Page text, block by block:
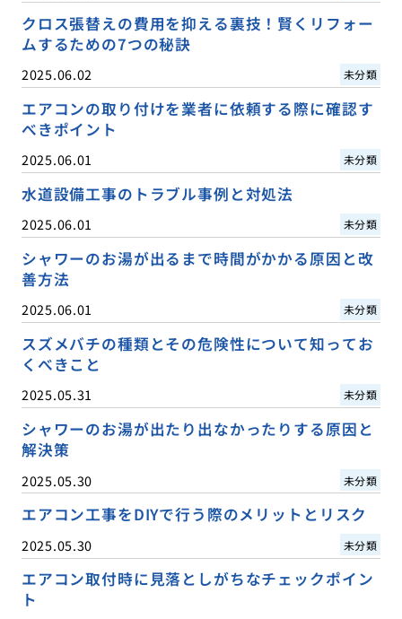
クロス張替えの費用を抑える裏技！賢くリフォー
ムするための7つの秘訣
2025.06.02 未分類
エアコンの取り付けを業者に依頼する際に確認す
べきポイント
2025.06.01 未分類
水道設備工事のトラブル事例と対処法
2025.06.01 未分類
シャワーのお湯が出るまで時間がかかる原因と改
善方法
2025.06.01 未分類
スズメバチの種類とその危険性について知ってお
くべきこと
2025.05.31 未分類
シャワーのお湯が出たり出なかったりする原因と
解決策
2025.05.30 未分類
エアコン工事をDIYで行う際のメリットとリスク
2025.05.30 未分類
エアコン取付時に見落としがちなチェックポイン
ト